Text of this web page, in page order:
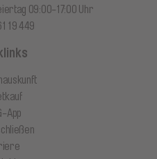
09:00-17:00 Uhr
19 449
App